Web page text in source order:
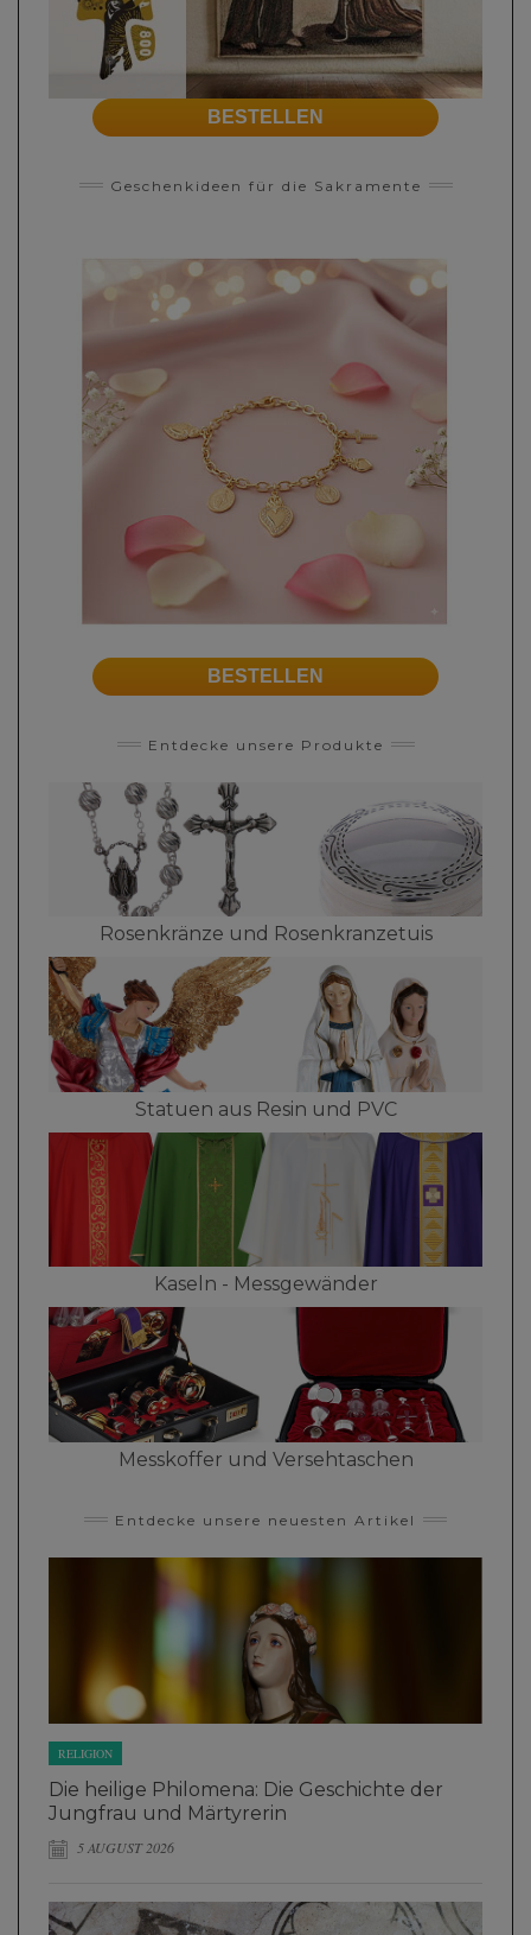
BESTELLEN
Geschenkideen für die Sakramente
BESTELLEN
Entdecke unsere Produkte
Rosenkränze und Rosenkranzetuis
Statuen aus Resin und PVC
Kaseln - Messgewänder
Messkoffer und Versehtaschen
Entdecke unsere neuesten Artikel
RELIGION
Die heilige Philomena: Die Geschichte der
Jungfrau und Märtyrerin
5 AUGUST 2026